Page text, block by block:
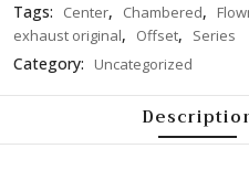
Tags: Center, Chambered,
exhaust original, Offset, Series
Category: Uncategorized